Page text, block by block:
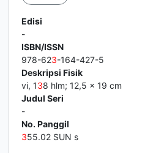
Edisi
-
ISBN/ISSN
978-623-164-427-5
Deskripsi Fisik
vi, 138 hlm; 12,5 x 19 cm
Judul Seri
-
No. Panggil
355.02 SUN s